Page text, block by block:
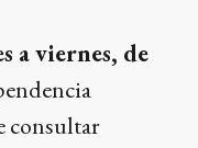
a viernes, de
consultar